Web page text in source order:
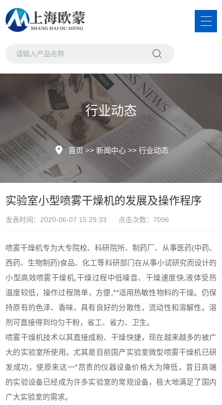
行业动态
首页 >>新闻中心>>行业动态
实验室小型喷雾干燥机的发展及操作程序
发表时间：2020-06-07 15:29:33 点击次数：7096
喷雾干燥机专为大专院校、科研院所、制药厂、从事医药(中药、
西药、生物制药)食品、化工等科研部门在从事小试研究而设计的
小型高效喷雾干燥机,干燥过程中低噪音、干燥速度快,液体受热
温度较低，操作过程简单，方便,**适用热敏性物料的干燥。仍保
持原有的色泽、香味，具有良好的分散性，流动性和溶解性。溶
剂可直接得到均匀干粉，省工、省力、卫生。
喷雾干燥机技术以其直接成粉、干燥快捷，现在越来越多的被广
大的实验室所使用。尤其是目前国产实验室微型喷雾干燥机已研
发成功，使原来这一*昂贵的仪器设备价格大为降低，昔日高端
的实验设备已经成为许多实验室的常规设备，极大地满足了国内
广大实验室的需求。